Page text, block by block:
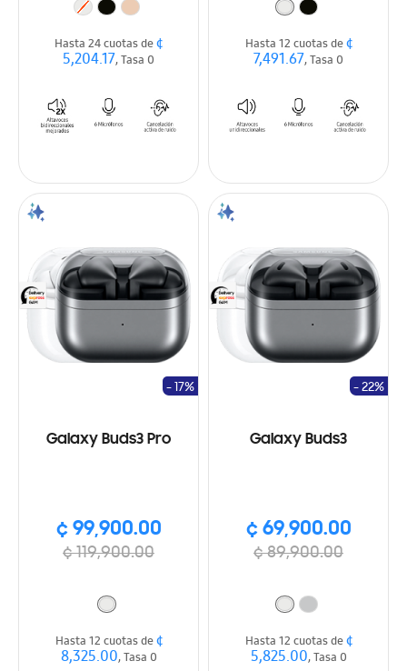
Hasta 24 cuotas de¢
5,204.17, Tasa 0
Hasta 12 cuotas de¢
7,491.67, Tasa 0
Galaxy Buds3 Pro
¢ 99,900.00
¢ 119,900.00
- 17%
Hasta 12 cuotas de¢
8,325.00, Tasa 0
Galaxy Buds3
¢ 69,900.00
¢ 89,900.00
- 22%
Hasta 12 cuotas de¢
5,825.00, Tasa 0